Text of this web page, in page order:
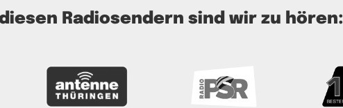
Radiosendern sind wir zu hören: